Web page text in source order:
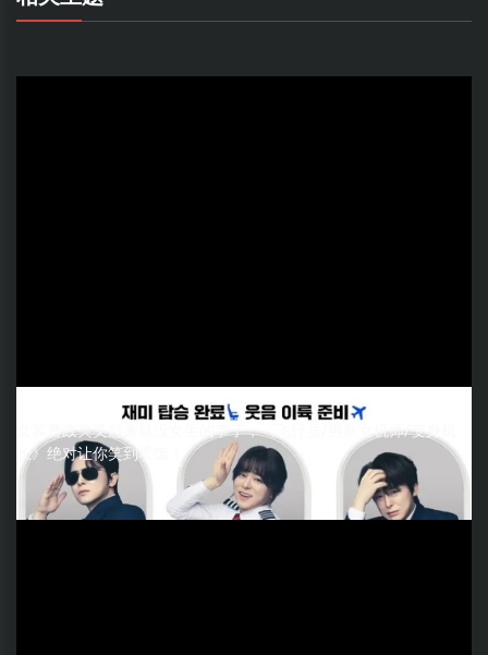
女装曹政奭美起来就没女生的事了，《飞行员/男航女机师/变身机
长》绝对让你笑到喷饭！